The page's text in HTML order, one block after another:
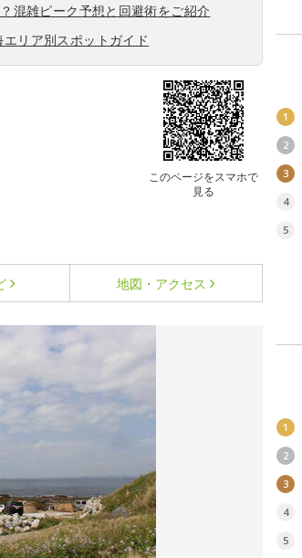
混雑ピーク予想と回避術をご紹介
リア別スポットガイド
このページをスマホで
見る
地図・アクセス
1
2
3
4
5
1
2
3
4
5